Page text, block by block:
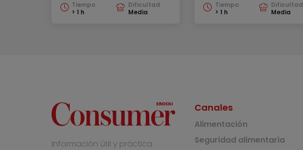
Tiempo
> 1 h
Dificultad
Media
Tiempo
> 1 h
Dificultad
Media
Información útil y práctica
Canales
Alimentación
Seguridad alimentaria